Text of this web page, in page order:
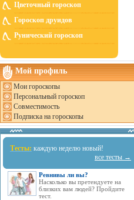
Цветочный гороскоп
Гороскоп друидов
Рунический гороскоп
Мой профиль
Мои гороскопы
Персональный гороскоп
Совместимость
Подписка на гороскопы
Тесты: каждую неделю новый!
все тесты →
Ревнивы ли вы?
Насколько вы претендуете на
близких вам людей? Пройдите
тест.